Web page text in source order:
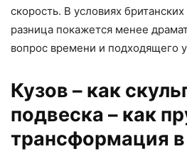
скорость. В условиях
разница покажется менее
вопрос времени и подходящего
Кузов – как
подвеска – как
трансформация